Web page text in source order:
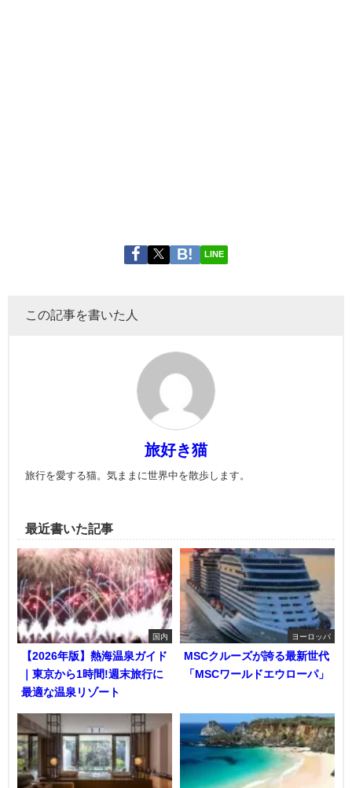
LINE
この記事を書いた人
旅好き猫
旅行を愛する猫。気ままに世界中を散歩します。
最近書いた記事
国内
【2026年版】熱海温泉ガイド
｜東京から1時間!週末旅行に
最適な温泉リゾート
ヨーロッパ
MSCクルーズが誇る最新世代
「MSCワールドエウローパ」